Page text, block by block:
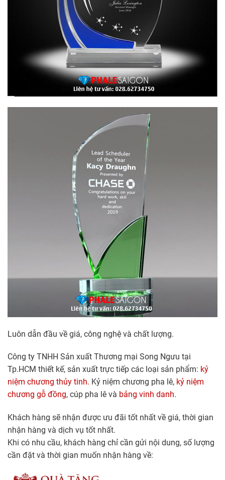
Luôn dẫn đầu về giá, công nghệ và chất lượng.
Công ty TNHH Sản xuất Thương mại Song Ngưu tại
Tp.HCM thiết kế, sản xuất trực tiếp các loại sản phẩm: kỷ
niệm chương thủy tinh. Kỷ niệm chương pha lê, kỷ niệm
chương gỗ đồng, cúp pha lê và bảng vinh danh.
Khách hàng sẽ nhận được ưu đãi tốt nhất về giá, thời gian
nhận hàng và dịch vụ tốt nhất.
Khi có nhu cầu, khách hàng chỉ cần gửi nội dung, số lượng
cần đặt và thời gian muốn nhận hàng về: